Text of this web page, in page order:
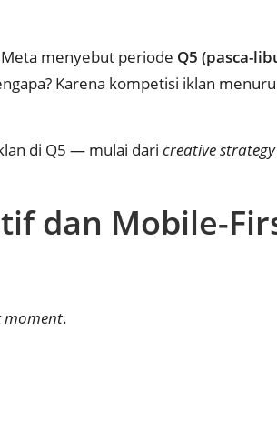
menyebut periode Q5 (pasca-
Karena kompetisi iklan
di Q5 — mulai dari creative strategy
dan Mobile-
moment.